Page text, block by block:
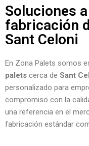
Soluciones
fabricación
Sant Celoni
En Zona Palets somos
palets cerca de Sant
personalizado para
compromiso con la
una referencia en el
fabricación estándar